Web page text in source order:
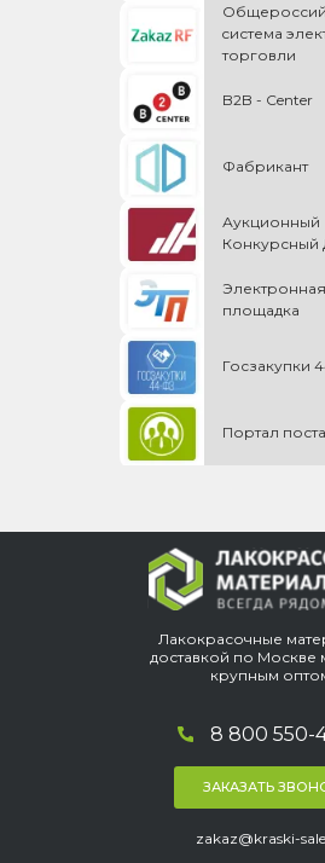
cистема
торговли
B2B - Center
Фабрикант
Аукционный
Конкурсный
площадка
Госзакупки
Портал
Лакокрасочные
доставкой по Москве
крупным
8 800 550-
ЗАКАЗАТЬ
zakaz@kraski-